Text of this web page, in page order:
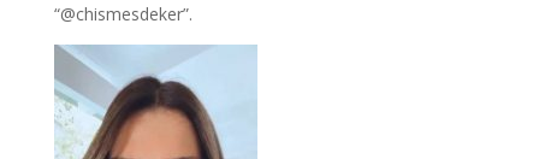
“@chismesdeker”.